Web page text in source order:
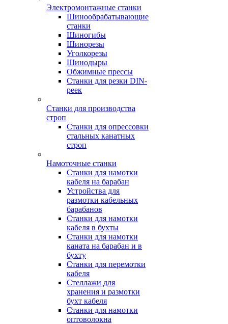
Электромонтажные станки
Шинообрабатывающие
станки
Шиногибы
Шинорезы
Уголкорезы
Шинодыры
Обжимные прессы
Станки для резки DIN-
реек
Станки для производства
строп
Станки для опрессовки
стальных канатных
строп
Намоточные станки
Станки для намотки
кабеля на барабан
Устройства для
размотки кабельных
барабанов
Станки для намотки
кабеля в бухты
Станки для намотки
каната на барабан и в
бухту
Станки для перемотки
кабеля
Стеллажи для
хранения и размотки
бухт кабеля
Станки для намотки
оптоволокна